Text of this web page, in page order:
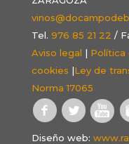
Tel. 976 85 21 22 /
Aviso legal | Política
cookies |Ley de
Norma 17065
Diseño web: